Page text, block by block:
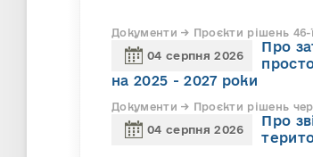
Документи → Проєкти рішень 46-ї
04 серпня 2026
Про
на 2025 - 2027 роки
Документи → Проєкти рішень
04 серпня 2026
Про